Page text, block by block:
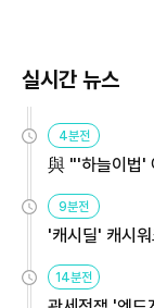
실시간 뉴스
4분전
與 "'하늘이법'
9분전
'캐시딜' 캐시
14분전